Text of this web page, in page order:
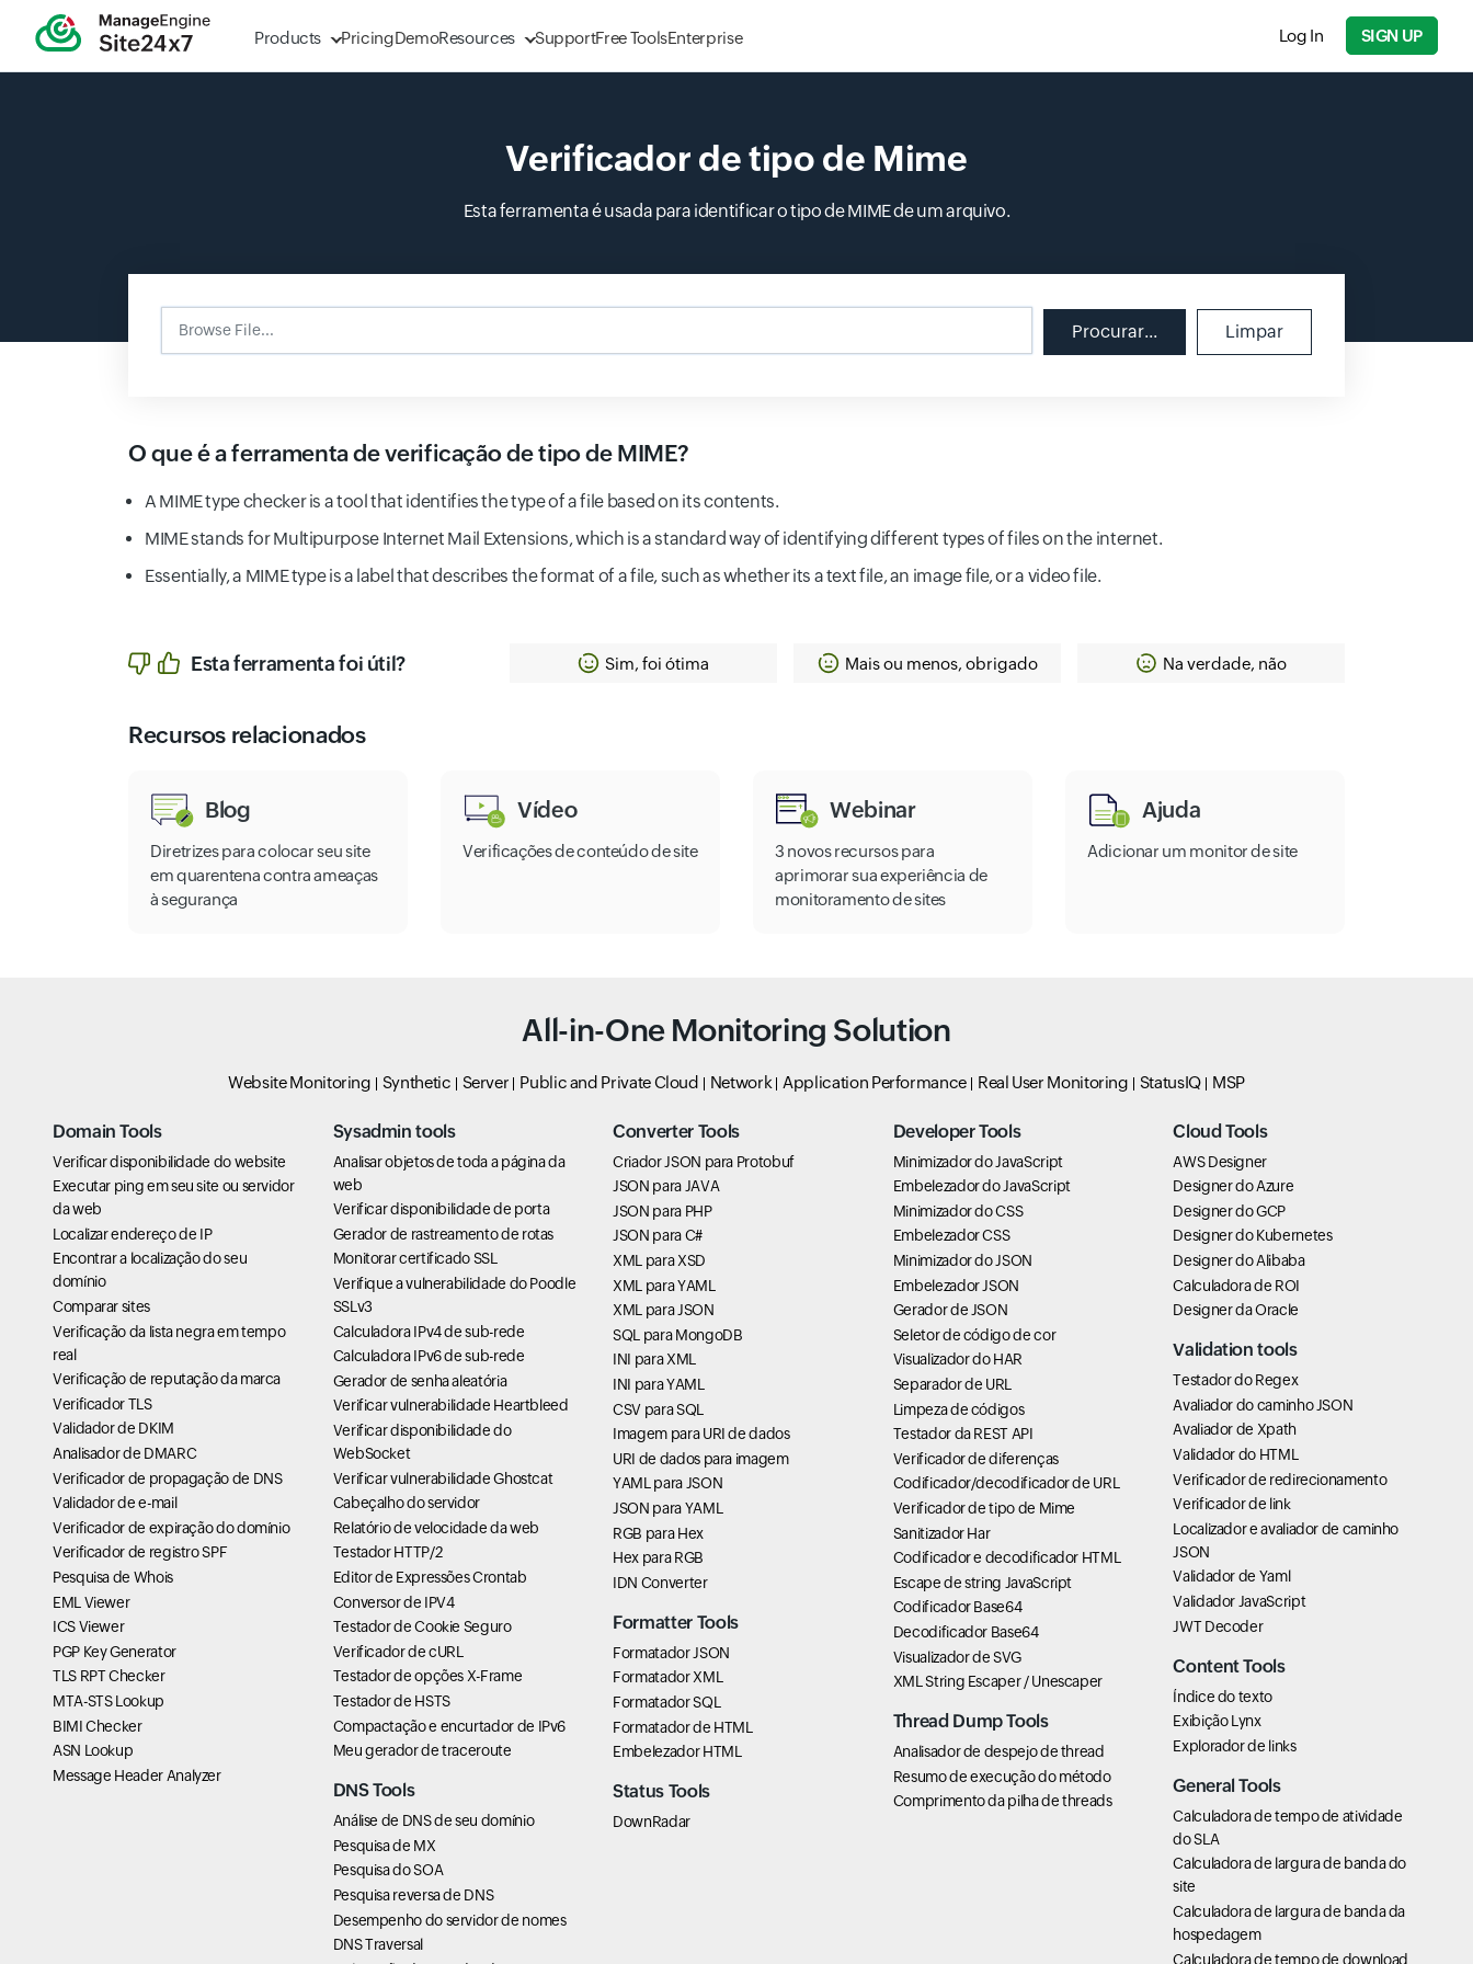
Products PricingDemoResources SupportFree ToolsEnterprise Log In SIGN UP
Verificador de tipo de Mime
Esta ferramenta é usada para identificar o tipo de MIME de um arquivo.
Browse File...
Procurar... Limpar
O que é a ferramenta de verificação de tipo de MIME?
A MIME type checker is a tool that identifies the type of a file based on its contents.
MIME stands for Multipurpose Internet Mail Extensions, which is a standard way of identifying different types of files on the internet.
Essentially, a MIME type is a label that describes the format of a file, such as whether its a text file, an image file, or a video file.
Esta ferramenta foi útil? Sim, foi ótima Mais ou menos, obrigado Na verdade, não
Recursos relacionados
Blog
Diretrizes para colocar seu site
em quarentena contra ameaças
à segurança
Vídeo
Verificações de conteúdo de site
Webinar
3 novos recursos para
aprimorar sua experiência de
monitoramento de sites
Ajuda
Adicionar um monitor de site
All-in-One Monitoring Solution
Website Monitoring Synthetic Server Public and Private Cloud Network Application Performance Real User Monitoring StatusIQ MSP
Domain Tools
Verificar disponibilidade do website
Executar ping em seu site ou servidor
da web
Localizar endereço de IP
Encontrar a localização do seu
domínio
Comparar sites
Verificação da lista negra em tempo
real
Verificação de reputação da marca
Verificador TLS
Validador de DKIM
Analisador de DMARC
Verificador de propagação de DNS
Validador de e-mail
Verificador de expiração do domínio
Verificador de registro SPF
Pesquisa de Whois
EML Viewer
ICS Viewer
PGP Key Generator
TLS RPT Checker
MTA-STS Lookup
BIMI Checker
ASN Lookup
Message Header Analyzer
Sysadmin tools
Analisar objetos de toda a página da
web
Verificar disponibilidade de porta
Gerador de rastreamento de rotas
Monitorar certificado SSL
Verifique a vulnerabilidade do Poodle
SSLv3
Calculadora IPv4 de sub-rede
Calculadora IPv6 de sub-rede
Gerador de senha aleatória
Verificar vulnerabilidade Heartbleed
Verificar disponibilidade do
WebSocket
Verificar vulnerabilidade Ghostcat
Cabeçalho do servidor
Relatório de velocidade da web
Testador HTTP/2
Editor de Expressões Crontab
Conversor de IPV4
Testador de Cookie Seguro
Verificador de cURL
Testador de opções X-Frame
Testador de HSTS
Compactação e encurtador de IPv6
Meu gerador de traceroute
DNS Tools
Análise de DNS de seu domínio
Pesquisa de MX
Pesquisa do SOA
Pesquisa reversa de DNS
Desempenho do servidor de nomes
DNS Traversal
Converter Tools
Criador JSON para Protobuf
JSON para JAVA
JSON para PHP
JSON para C#
XML para XSD
XML para YAML
XML para JSON
SQL para MongoDB
INI para XML
INI para YAML
CSV para SQL
Imagem para URI de dados
URI de dados para imagem
YAML para JSON
JSON para YAML
RGB para Hex
Hex para RGB
IDN Converter
Formatter Tools
Formatador JSON
Formatador XML
Formatador SQL
Formatador de HTML
Embelezador HTML
Status Tools
DownRadar
Developer Tools
Minimizador do JavaScript
Embelezador do JavaScript
Minimizador do CSS
Embelezador CSS
Minimizador do JSON
Embelezador JSON
Gerador de JSON
Seletor de código de cor
Visualizador do HAR
Separador de URL
Limpeza de códigos
Testador da REST API
Verificador de diferenças
Codificador/decodificador de URL
Verificador de tipo de Mime
Sanitizador Har
Codificador e decodificador HTML
Escape de string JavaScript
Codificador Base64
Decodificador Base64
Visualizador de SVG
XML String Escaper / Unescaper
Thread Dump Tools
Analisador de despejo de thread
Resumo de execução do método
Comprimento da pilha de threads
Cloud Tools
AWS Designer
Designer do Azure
Designer do GCP
Designer do Kubernetes
Designer do Alibaba
Calculadora de ROI
Designer da Oracle
Validation tools
Testador do Regex
Avaliador do caminho JSON
Avaliador de Xpath
Validador do HTML
Verificador de redirecionamento
Verificador de link
Localizador e avaliador de caminho
JSON
Validador de Yaml
Validador JavaScript
JWT Decoder
Content Tools
Índice do texto
Exibição Lynx
Explorador de links
General Tools
Calculadora de tempo de atividade
do SLA
Calculadora de largura de banda do
site
Calculadora de largura de banda da
hospedagem
Calculadora de tempo de download